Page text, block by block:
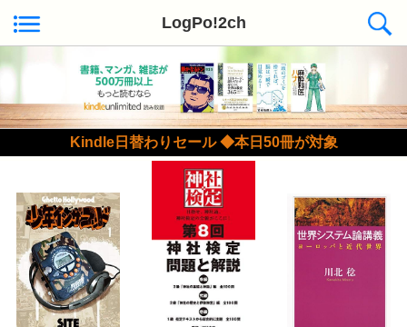
LogPo!2ch
Kindle日替わりセール ◆本日50冊が対象